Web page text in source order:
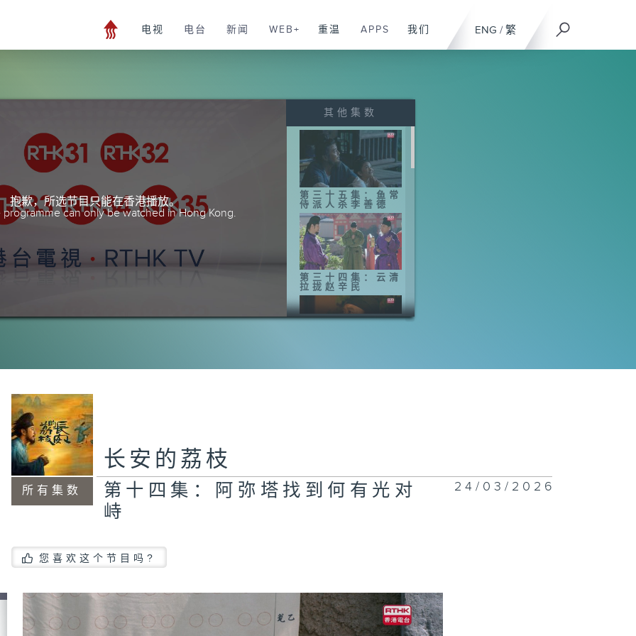
ENG / 繁
电视 电台 新闻 WEB+ 重温 APPS 我们
抱歉，所选节目只能在香港播放。
programme can only be watched in Hong Kong.
其他集数
第三十五集：鱼常
侍派人杀李善德
第三十四集：云清
拉拢赵辛民
光赴约鸿门宴
第三十集：何有光
给鱼常侍送礼
所有集数
长安的荔枝
第十四集：阿弥塔找到何有光对
峙
24/03/2026
您喜欢这个节目吗?